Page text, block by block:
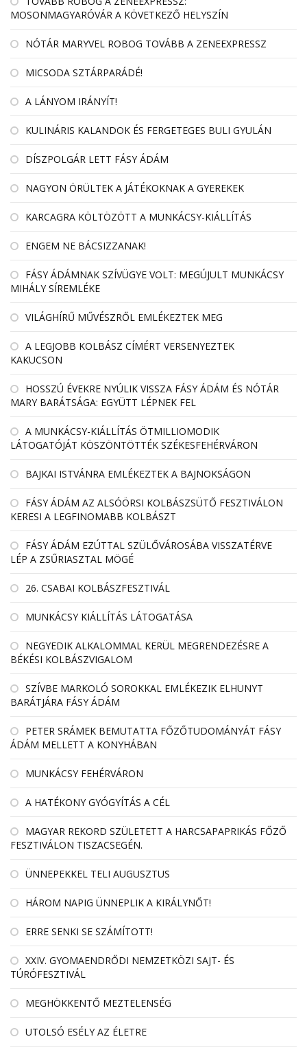
MOSONMAGYARÓVÁR A KÖVETKEZŐ HELYSZÍN
NÓTÁR MARYVEL ROBOG TOVÁBB A ZENEEXPRESSZ
MICSODA SZTÁRPARÁDÉ!
A LÁNYOM IRÁNYÍT!
KULINÁRIS KALANDOK ÉS FERGETEGES BULI GYULÁN
DÍSZPOLGÁR LETT FÁSY ÁDÁM
NAGYON ÖRÜLTEK A JÁTÉKOKNAK A GYEREKEK
KARCAGRA KÖLTÖZÖTT A MUNKÁCSY-KIÁLLÍTÁS
ENGEM NE BÁCSIZZANAK!
FÁSY ÁDÁMNAK SZÍVÜGYE VOLT: MEGÚJULT MUNKÁCSY
MIHÁLY SÍREMLÉKE
VILÁGHÍRŰ MŰVÉSZRŐL EMLÉKEZTEK MEG
A LEGJOBB KOLBÁSZ CÍMÉRT VERSENYEZTEK
KAKUCSON
HOSSZÚ ÉVEKRE NYÚLIK VISSZA FÁSY ÁDÁM ÉS NÓTÁR
MARY BARÁTSÁGA: EGYÜTT LÉPNEK FEL
A MUNKÁCSY-KIÁLLÍTÁS ÖTMILLIOMODIK
LÁTOGATÓJÁT KÖSZÖNTÖTTÉK SZÉKESFEHÉRVÁRON
BAJKAI ISTVÁNRA EMLÉKEZTEK A BAJNOKSÁGON
FÁSY ÁDÁM AZ ALSÓÖRSI KOLBÁSZSÜTŐ FESZTIVÁLON
KERESI A LEGFINOMABB KOLBÁSZT
FÁSY ÁDÁM EZÚTTAL SZÜLŐVÁROSÁBA VISSZATÉRVE
LÉP A ZSŰRIASZTAL MÖGÉ
26. CSABAI KOLBÁSZFESZTIVÁL
MUNKÁCSY KIÁLLÍTÁS LÁTOGATÁSA
NEGYEDIK ALKALOMMAL KERÜL MEGRENDEZÉSRE A
BÉKÉSI KOLBÁSZVIGALOM
SZÍVBE MARKOLÓ SOROKKAL EMLÉKEZIK ELHUNYT
BARÁTJÁRA FÁSY ÁDÁM
PETER SRÁMEK BEMUTATTA FŐZŐTUDOMÁNYÁT FÁSY
ÁDÁM MELLETT A KONYHÁBAN
MUNKÁCSY FEHÉRVÁRON
A HATÉKONY GYÓGYÍTÁS A CÉL
MAGYAR REKORD SZÜLETETT A HARCSAPAPRIKÁS FŐZŐ
FESZTIVÁLON TISZACSEGÉN.
ÜNNEPEKKEL TELI AUGUSZTUS
HÁROM NAPIG ÜNNEPLIK A KIRÁLYNŐT!
ERRE SENKI SE SZÁMÍTOTT!
XXIV. GYOMAENDRŐDI NEMZETKÖZI SAJT- ÉS
TÚRÓFESZTIVÁL
MEGHÖKKENTŐ MEZTELENSÉG
UTOLSÓ ESÉLY AZ ÉLETRE